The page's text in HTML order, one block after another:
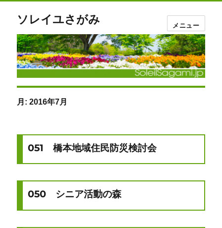
ソレイユさがみ メニュー
月:2016年7月
051 橋本地域住民防災検討会
050 シニア活動の森